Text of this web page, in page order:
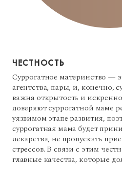
ЧЕСТНОСТЬ
Суррогатное материнство —
агентства, пары, и, конечно,
важна открытость и
доверяют суррогатной маме
уязвимом этапе развития,
суррогатная мама будет
лекарства, не пропускать
стрессов. В связи с этим
главные качества, которые